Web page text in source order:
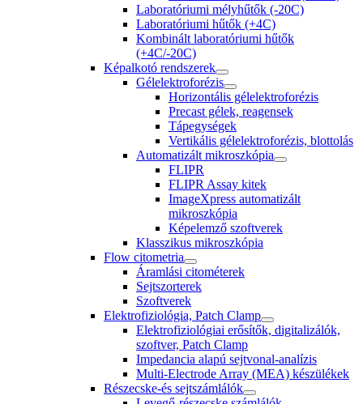
Laboratóriumi mélyhűtők (-20C)
Laboratóriumi hűtők (+4C)
Kombinált laboratóriumi hűtők
(+4C/-20C)
Képalkotó rendszerek
Gélelektroforézis
Horizontális gélelektroforézis
Precast gélek, reagensek
Tápegységek
Vertikális gélelektroforézis, blottolás
Automatizált mikroszkópia
FLIPR
FLIPR Assay kitek
ImageXpress automatizált
mikroszkópia
Képelemző szoftverek
Klasszikus mikroszkópia
Flow citometria
Áramlási citométerek
Sejtszorterek
Szoftverek
Elektrofiziológia, Patch Clamp
Elektrofiziológiai erősítők, digitalizálók,
szoftver, Patch Clamp
Impedancia alapú sejtvonal-analízis
Multi-Electrode Array (MEA) készülékek
Részecske-és sejtszámlálók